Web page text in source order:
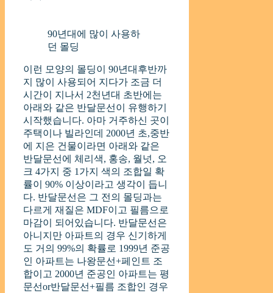
90년대에 많이 사용하
던 몰딩
이런 모양의 몰딩이 90년대후반까
지 많이 사용되어 지다가 조금 더
시간이 지나서 2천년대 초반에는
아래와 같은 반달문선이 유행하기
시작했습니다. 아마 거주하신 곳이
주택이나 빌라인데 2000년 초,중반
에 지은 건물이라면 아래와 같은
반달문선에 체리색, 홍송, 월넛, 오
크 4가지 중 1가지 색의 조합일 확
률이 90% 이상이라고 생각이 듭니
다. 반달문선은 그 전의 몰딩과는
다르게 재질은 MDF이고 필름으로
마감이 되어있습니다. 반달문선은
아니지만 아파트의 경우 신기하게
도 거의 99%의 확률로 1999년 준공
인 아파트는 나왕문선+페인트 조
합이고 2000년 준공인 아파트는 평
문선or반달문선+필름 조합인 경우